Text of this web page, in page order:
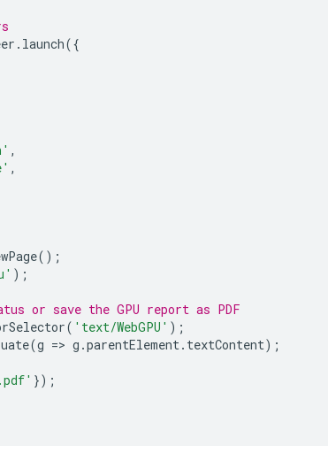
. launch({
,
,
();
);
or save the GPU report as PDF
( 'text/WebGPU' );
(g => g .parentElement. textContent);
});